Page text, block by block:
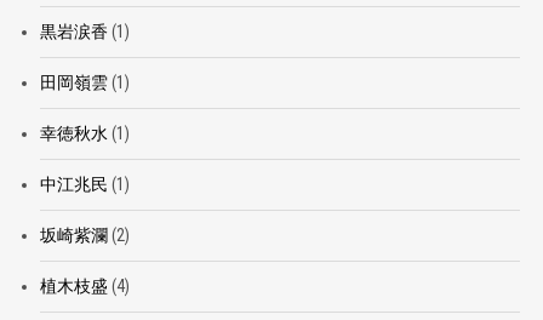
黒岩涙香(1)
田岡嶺雲(1)
幸徳秋水 (1)
中江兆民 (1)
坂崎紫瀾 (2)
植木枝盛 (4)